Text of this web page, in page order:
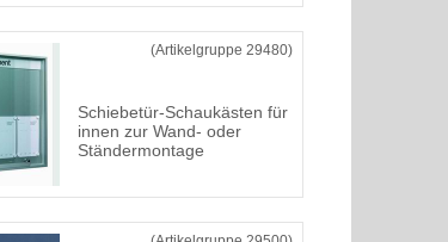
(Artikelgruppe 29480)
Schiebetür-Schaukästen für
innen zur Wand- oder
Ständermontage